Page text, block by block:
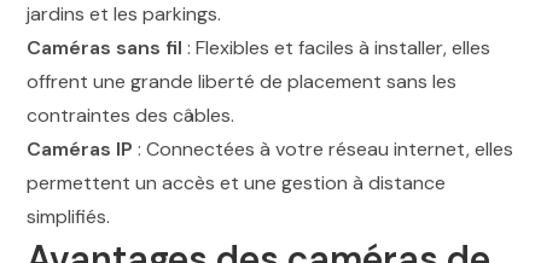
jardins et les parkings.
Caméras sans fil : Flexibles et faciles à installer, elles
offrent une grande liberté de placement sans les
contraintes des câbles.
Caméras IP : Connectées à votre réseau internet, elles
permettent un accès et une gestion à distance
simplifiés.